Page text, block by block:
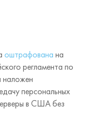
оштрафована на
регламента по
персональных
в США без